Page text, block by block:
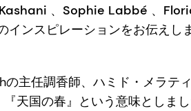
、 Sophie Labbé 、
ンスピレーションをお伝えしま
主任調香師、ハミド・メラテ
『天国の春』という意味としま